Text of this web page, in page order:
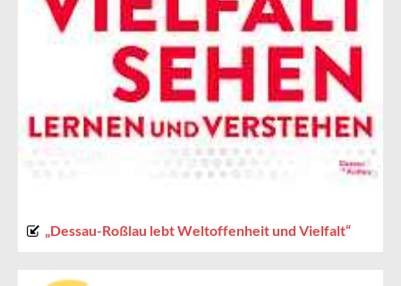
„Dessau-Roßlau lebt Weltoffenheit und Vielfalt“